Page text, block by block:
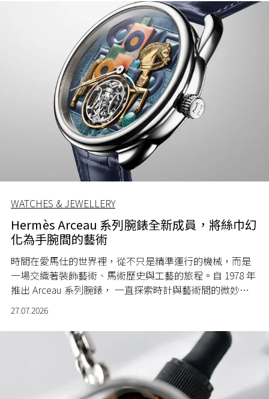
WATCHES & JEWELLERY
Hermès Arceau 系列腕錶全新成員，將絲巾幻
化為手腕間的藝術
時間在愛馬仕的世界裡，從不只是精準運行的機械，而是
一場交織著裝飾藝術、馬術歷史與工藝的旅程。自 1978 年
推出 Arceau 系列腕錶， 一直探索時計與藝術間的微妙關
27.07.2026